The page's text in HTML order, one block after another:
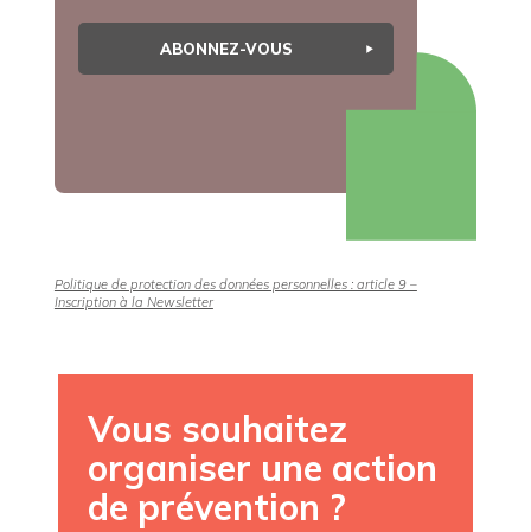
ABONNEZ-VOUS
Politique de protection des données personnelles : article 9 –
Inscription à la Newsletter
Vous souhaitez
organiser une action
de prévention ?